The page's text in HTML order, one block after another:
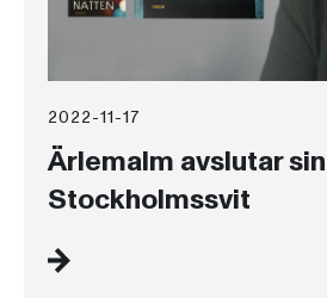
2022-11-17
Ärlemalm avslutar sin
Stockholmssvit